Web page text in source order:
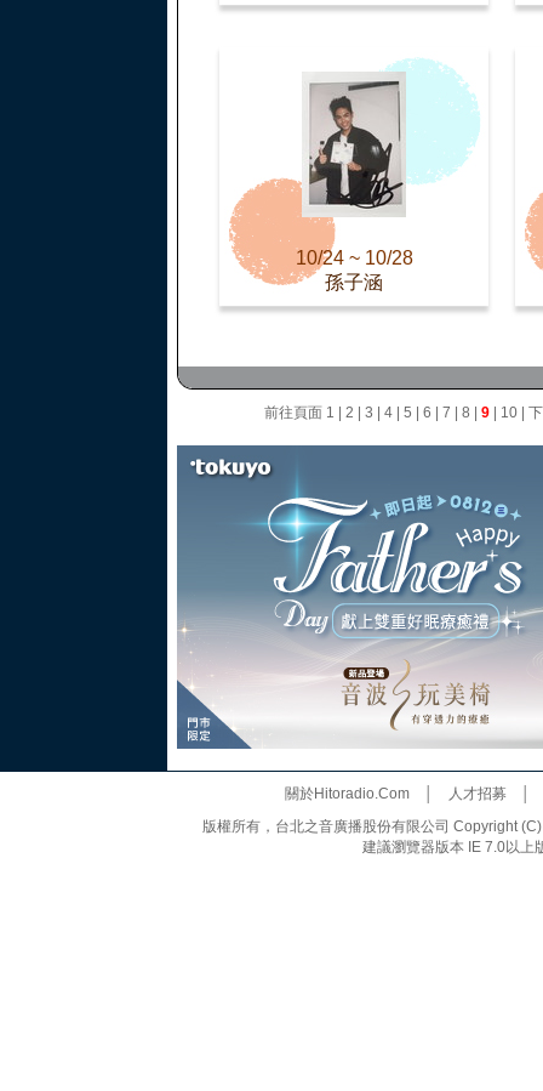
10/24 ~ 10/28
孫子涵
前往頁面 1 2 3 4| 5 6 7 8 9| 10|
關於Hitoradio.Com│ 人才招募
版權所有，台北之音廣播股份有限公司 Copyright
建議瀏覽器版本 IE 7.0以上